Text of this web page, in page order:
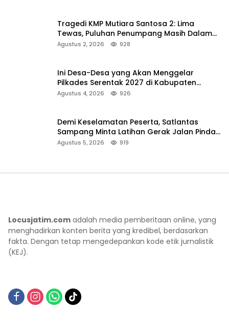
Tragedi KMP Mutiara Santosa 2: Lima
Tewas, Puluhan Penumpang Masih Dalam
Pencarian
Agustus 2, 2026 928
Ini Desa-Desa yang Akan Menggelar
Pilkades Serentak 2027 di Kabupaten
Sumenep
Agustus 4, 2026 926
Demi Keselamatan Peserta, Satlantas
Sampang Minta Latihan Gerak Jalan Pindah
ke Lokasi Aman
Agustus 5, 2026 919
Locusjatim.com adalah media pemberitaan online, yang
menghadirkan konten berita yang kredibel, berdasarkan
fakta. Dengan tetap mengedepankan kode etik jurnalistik
(KEJ).